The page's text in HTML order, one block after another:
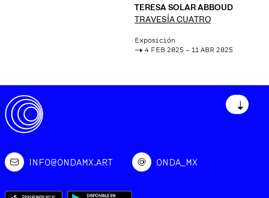
TERESA SOLAR ABBOUD
TRAVESÍA CUATRO
Exposición
-> 4 FEB 2025 – 11 ABR 2025
↓
INFO@ONDAMX.ART ONDA_MX